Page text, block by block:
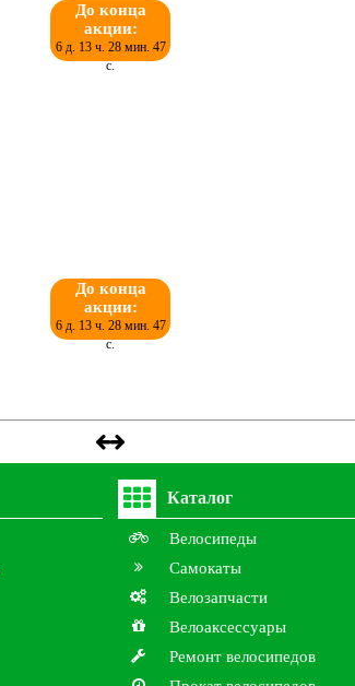
До конца
акции:
6 д. 13 ч. 28 мин. 46
с.
До конца
акции:
6 д. 13 ч. 28 мин. 46
с.
Каталог
Велосипеды
Самокаты
Велозапчасти
Велоаксессуары
Ремонт велосипедов